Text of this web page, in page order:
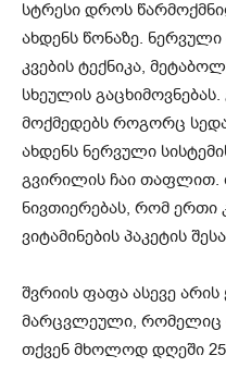
სტრესი დროს
ახდენს წონაზე.
კვების ტექნიკა,
სხეულის
მოქმედებს როგორც
ახდენს ნერვული
გვირილის ჩაი თაფლით.
ნივთიერებას, რომ ერთი
ვიტამინების პაკეტის
შვრიის ფაფა ასევე
მარცვლეული, რომელიც
თქვენ მხოლოდ დღეში